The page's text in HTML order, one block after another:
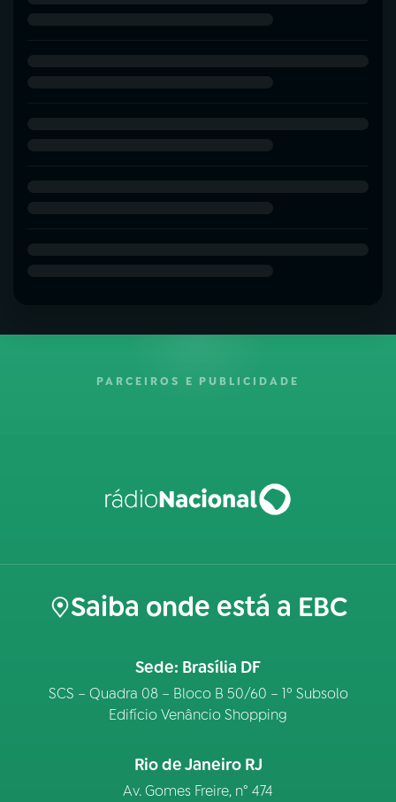
PARCEIROS E PUBLICIDADE
Saiba onde está a EBC
Sede: Brasília DF
SCS – Quadra 08 – Bloco B 50/60 – 1º Subsolo
Edifício Venâncio Shopping
Rio de Janeiro RJ
Av. Gomes Freire, n° 474